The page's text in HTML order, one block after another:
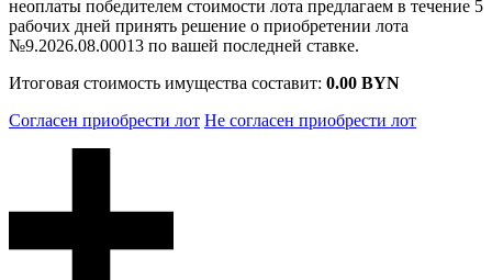
неоплаты победителем стоимости лота предлагаем в течение 5
рабочих дней принять решение о приобретении лота
№9.2026.08.00013 по вашей последней ставке.
Итоговая стоимость имущества составит: 0.00 BYN
Согласен приобрести лот Не согласен приобрести лот